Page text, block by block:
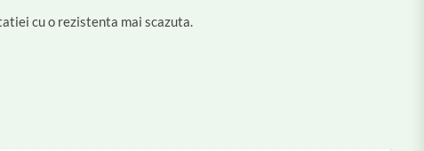
cu o rezistenta mai scazuta.